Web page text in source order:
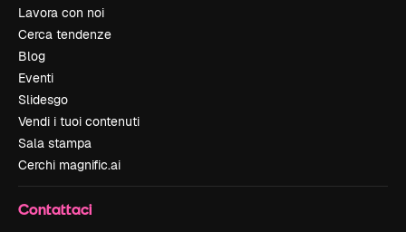
Lavora con noi
Cerca tendenze
Blog
Eventi
Slidesgo
Vendi i tuoi contenuti
Sala stampa
Cerchi magnific.ai
Contattaci